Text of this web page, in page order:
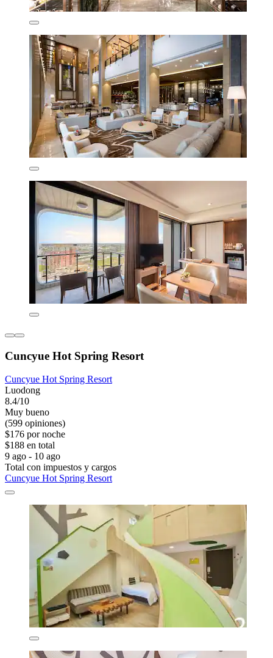
Cuncyue Hot Spring Resort
Cuncyue Hot Spring Resort
Luodong
8.4/10
Muy bueno
(599 opiniones)
$176 por noche
$188 en total
9 ago - 10 ago
Total con impuestos y cargos
Cuncyue Hot Spring Resort